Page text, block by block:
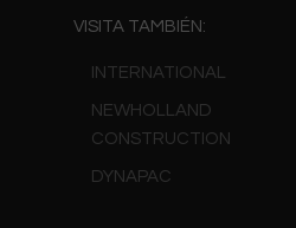
VISITA TAMBIÉN:
INTERNATIONAL
NEWHOLLAND
CONSTRUCTION
DYNAPAC